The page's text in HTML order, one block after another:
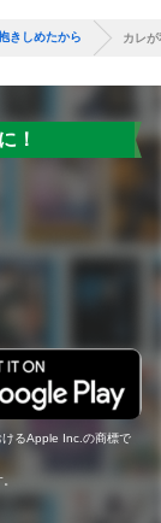
きしめたから カレ
！
るApple Inc.の商標で